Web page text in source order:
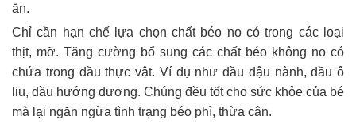
ăn.
Chỉ cần hạn chế lựa chọn chất béo no có trong các loại
thịt, mỡ. Tăng cường bổ sung các chất béo không no có
chứa trong dầu thực vật. Ví dụ như dầu đậu nành, dầu ô
liu, dầu hướng dương. Chúng đều tốt cho sức khỏe của bé
mà lại ngăn ngừa tình trạng béo phì, thừa cân.